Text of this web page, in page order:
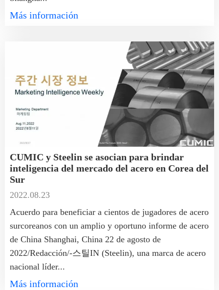
Más información
CUMIC y Steelin se asocian para brindar
inteligencia del mercado del acero en Corea del
Sur
2022.08.23
Acuerdo para beneficiar a cientos de jugadores de acero
surcoreanos con un amplio y oportuno informe de acero
de China Shanghai, China 22 de agosto de
2022/Redacción/-스틸IN (Steelin), una marca de acero
nacional líder...
Más información